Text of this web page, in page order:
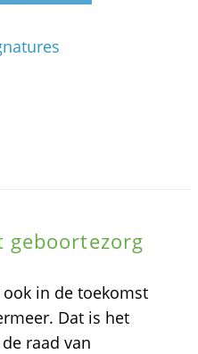
geboortezorg
in de toekomst
Dat is het
raad van